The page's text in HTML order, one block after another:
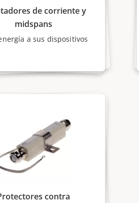
de corriente y
midspans
a sus dispositivos
contra